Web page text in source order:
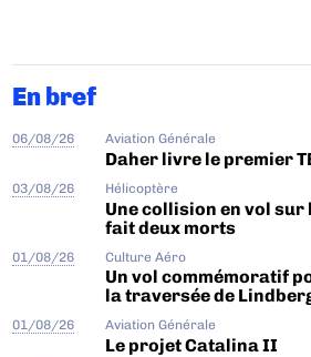
En bref
06/08/26 Aviation Générale
Daher livre le premier
03/08/26 Hélicoptère
Une collision en vol sur
fait deux morts
01/08/26 Culture Aéro
Un vol commémoratif
la traversée de
01/08/26 Aviation Générale
Le projet Catalina II